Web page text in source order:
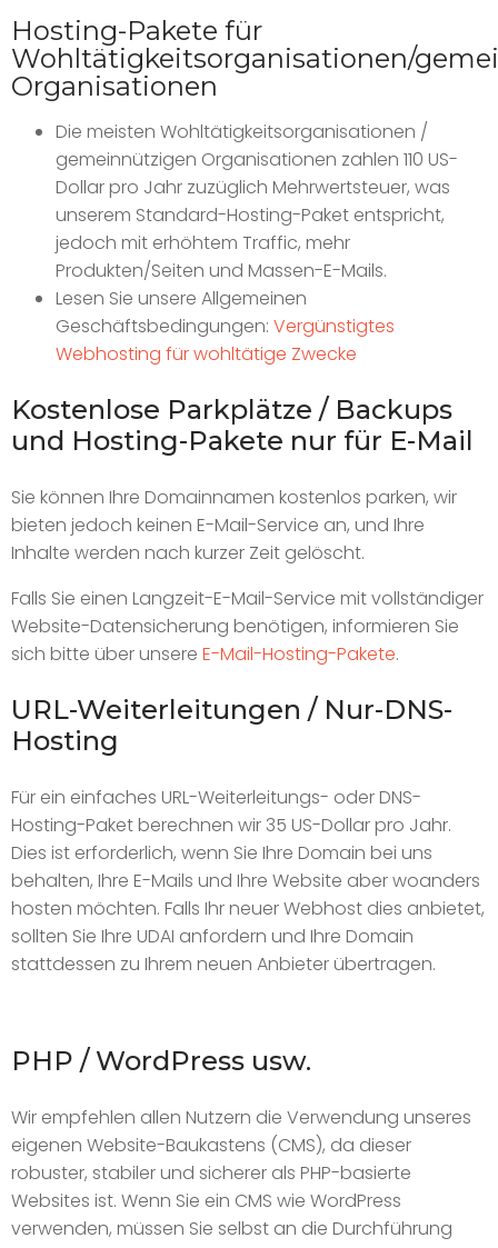
Hosting-Pakete für
Wohltätigkeitsorganisationen/
Organisationen
Die meisten Wohltätigkeitsorganisationen /
gemeinnützigen Organisationen zahlen 110 US-
Dollar pro Jahr zuzüglich Mehrwertsteuer, was
unserem Standard-Hosting-Paket entspricht,
jedoch mit erhöhtem Traffic, mehr
Produkten/Seiten und Massen-E-Mails.
Lesen Sie unsere Allgemeinen
Geschäftsbedingungen: Vergünstigtes
Webhosting für wohltätige Zwecke
Kostenlose Parkplätze / Backups
und Hosting-Pakete nur für E-Mail
Sie können Ihre Domainnamen kostenlos parken, wir
bieten jedoch keinen E-Mail-Service an, und Ihre
Inhalte werden nach kurzer Zeit gelöscht.
Falls Sie einen Langzeit-E-Mail-Service mit vollständiger
Website-Datensicherung benötigen, informieren Sie
sich bitte über unsere E-Mail-Hosting-Pakete.
URL-Weiterleitungen / Nur-DNS-
Hosting
Für ein einfaches URL-Weiterleitungs- oder DNS-
Hosting-Paket berechnen wir 35 US-Dollar pro Jahr.
Dies ist erforderlich, wenn Sie Ihre Domain bei uns
behalten, Ihre E-Mails und Ihre Website aber woanders
hosten möchten. Falls Ihr neuer Webhost dies anbietet,
sollten Sie Ihre UDAI anfordern und Ihre Domain
stattdessen zu Ihrem neuen Anbieter übertragen.
PHP / WordPress usw.
Wir empfehlen allen Nutzern die Verwendung unseres
eigenen Website-Baukastens (CMS), da dieser
robuster, stabiler und sicherer als PHP-basierte
Websites ist. Wenn Sie ein CMS wie WordPress
verwenden, müssen Sie selbst an die Durchführung